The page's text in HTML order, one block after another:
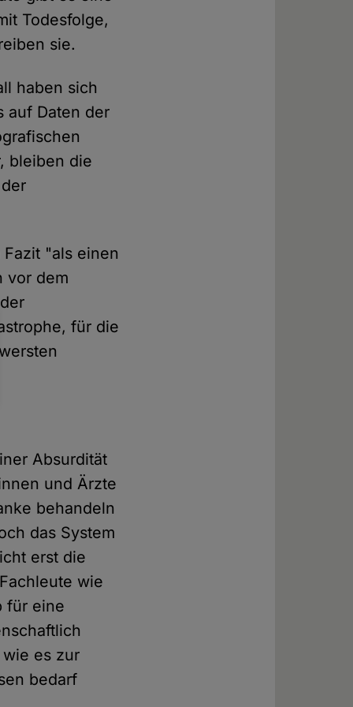
Todesfolge,
sie.
haben sich
auf Daten der
bleiben die
"als einen
vor dem
für die
Absurdität
und Ärzte
behandeln
das System
erst die
wie
für eine
es zur
bedarf